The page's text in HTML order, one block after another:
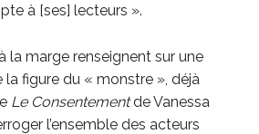
à [ses] lecteurs ».
la marge renseignent sur une
figure du « monstre », déjà
Le Consentementde Vanessa
l’ensemble des acteurs